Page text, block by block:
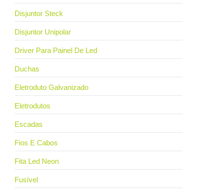
Disjuntor Steck
Disjuntor Unipolar
Driver Para Painel De Led
Duchas
Eletroduto Galvanizado
Eletrodutos
Escadas
Fios E Cabos
Fita Led Neon
Fusível